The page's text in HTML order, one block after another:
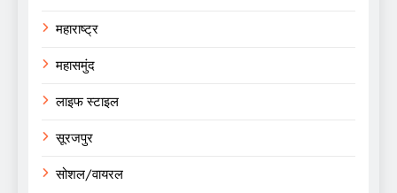
महाराष्ट्र
महासमुंद
लाइफ स्टाइल
सूरजपुर
सोशल/वायरल